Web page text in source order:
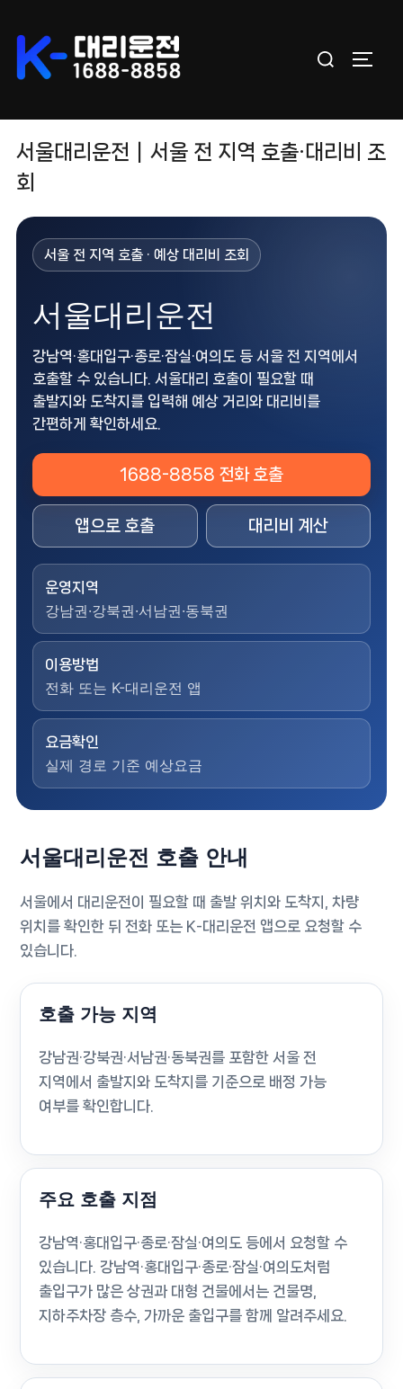
content
Search
서울대리운전｜서울 전 지역 호출·대리비 조
회
서울 전 지역 호출 · 예상 대리비 조회
서울대리운전
강남역·홍대입구·종로·잠실·여의도 등 서울 전 지역에서
호출할 수 있습니다. 서울대리 호출이 필요할 때
출발지와 도착지를 입력해 예상 거리와 대리비를
간편하게 확인하세요.
1688-8858 전화 호출
앱으로 호출 대리비 계산
운영지역
강남권·강북권·서남권·동북권
이용방법
전화 또는 K-대리운전 앱
요금확인
실제 경로 기준 예상요금
서울대리운전 호출 안내
서울에서 대리운전이 필요할 때 출발 위치와 도착지, 차량
위치를 확인한 뒤 전화 또는 K-대리운전 앱으로 요청할 수
있습니다.
호출 가능 지역
강남권·강북권·서남권·동북권를 포함한 서울 전
지역에서 출발지와 도착지를 기준으로 배정 가능
여부를 확인합니다.
주요 호출 지점
강남역·홍대입구·종로·잠실·여의도 등에서 요청할 수
있습니다. 강남역·홍대입구·종로·잠실·여의도처럼
출입구가 많은 상권과 대형 건물에서는 건물명,
지하주차장 층수, 가까운 출입구를 함께 알려주세요.